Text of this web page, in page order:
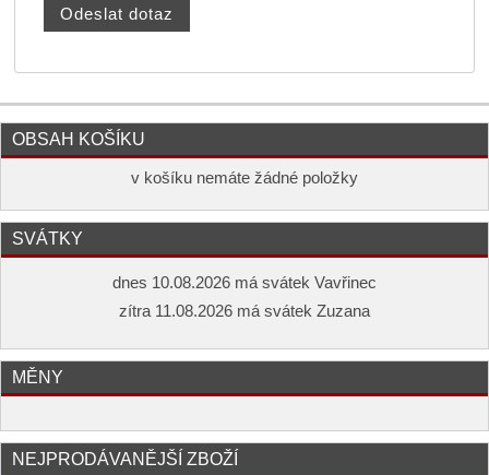
OBSAH KOŠÍKU
v košíku nemáte žádné položky
SVÁTKY
dnes 10.08.2026 má svátek Vavřinec
zítra 11.08.2026 má svátek Zuzana
MĚNY
NEJPRODÁVANĚJŠÍ ZBOŽÍ